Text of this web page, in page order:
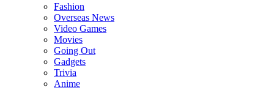
Fashion
Overseas News
Video Games
Movies
Going Out
Gadgets
Trivia
Anime